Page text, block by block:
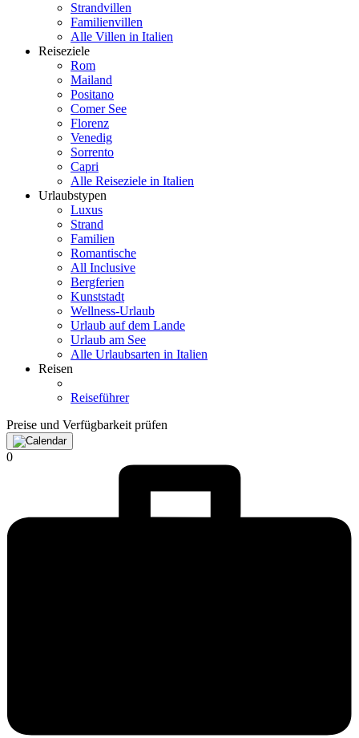
Strandvillen
Familienvillen
Alle Villen in Italien
Reiseziele
Rom
Mailand
Positano
Comer See
Florenz
Venedig
Sorrento
Capri
Alle Reiseziele in Italien
Urlaubstypen
Luxus
Strand
Familien
Romantische
All Inclusive
Bergferien
Kunststadt
Wellness-Urlaub
Urlaub auf dem Lande
Urlaub am See
Alle Urlaubsarten in Italien
Reisen
Reiseführer
Preise und Verfügbarkeit prüfen
0